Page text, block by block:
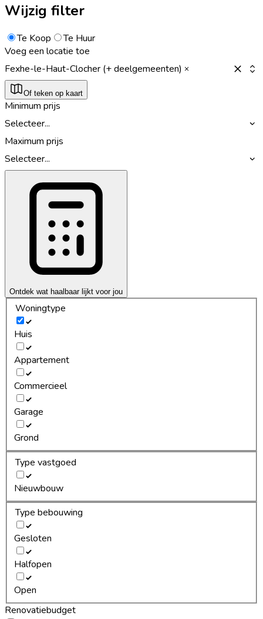
Wijzig filter
Te Koop
Te Huur
Voeg een locatie toe
Fexhe-le-Haut-Clocher (+ deelgemeenten)
Of teken op kaart
Minimum prijs
Selecteer...
Maximum prijs
Selecteer...
Ontdek wat haalbaar lijkt voor jou
Woningtype
Huis
Appartement
Commercieel
Garage
Grond
Type vastgoed
Nieuwbouw
Type bebouwing
Gesloten
Halfopen
Open
Renovatiebudget